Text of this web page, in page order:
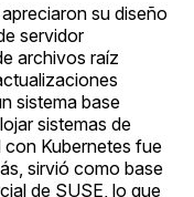
su diseño
servidor
archivos raíz
sistema base
sistemas de
Kubernetes fue
sirvió como base
de SUSE, lo que